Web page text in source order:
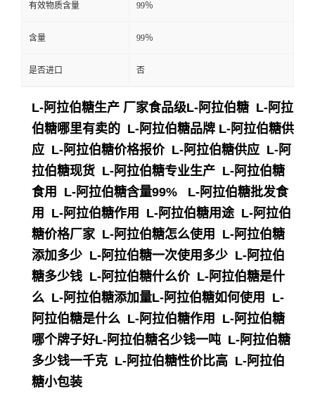
有效物质含量 99％
含量 99％
是否进口 否
L-阿拉伯糖生产 厂家食品级L-阿拉伯糖 L-阿拉
伯糖哪里有卖的 L-阿拉伯糖品牌 L-阿拉伯糖供
应 L-阿拉伯糖价格报价 L-阿拉伯糖供应 L-阿
拉伯糖现货 L-阿拉伯糖专业生产 L-阿拉伯糖
食用 L-阿拉伯糖含量99% L-阿拉伯糖批发食
用 L-阿拉伯糖作用 L-阿拉伯糖用途 L-阿拉伯
糖价格厂家 L-阿拉伯糖怎么使用 L-阿拉伯糖
添加多少 L-阿拉伯糖一次使用多少 L-阿拉伯
糖多少钱 L-阿拉伯糖什么价 L-阿拉伯糖是什
么 L-阿拉伯糖添加量L-阿拉伯糖如何使用 L-
阿拉伯糖是什么 L-阿拉伯糖作用 L-阿拉伯糖
哪个牌子好L-阿拉伯糖名少钱一吨 L-阿拉伯糖
多少钱一千克 L-阿拉伯糖性价比高 L-阿拉伯
糖小包装